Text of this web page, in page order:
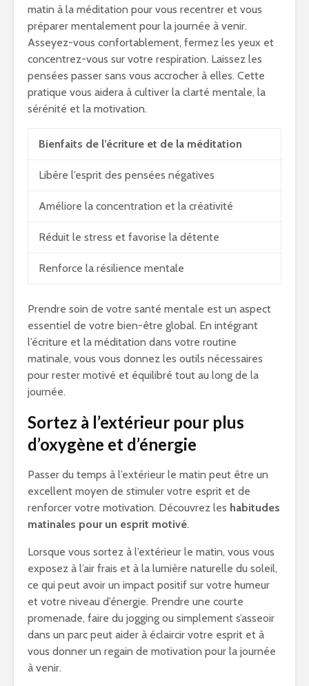
matin à la méditation pour vous recentrer et vous
préparer mentalement pour la journée à venir.
Asseyez-vous confortablement, fermez les yeux et
concentrez-vous sur votre respiration. Laissez les
pensées passer sans vous accrocher à elles. Cette
pratique vous aidera à cultiver la clarté mentale, la
sérénité et la motivation.
Bienfaits de l’écriture et de la méditation
Libère l’esprit des pensées négatives
Améliore la concentration et la créativité
Réduit le stress et favorise la détente
Renforce la résilience mentale
Prendre soin de votre santé mentale est un aspect
essentiel de votre bien-être global. En intégrant
l’écriture et la méditation dans votre routine
matinale, vous vous donnez les outils nécessaires
pour rester motivé et équilibré tout au long de la
journée.
Sortez à l’extérieur pour plus
d’oxygène et d’énergie
Passer du temps à l’extérieur le matin peut être un
excellent moyen de stimuler votre esprit et de
renforcer votre motivation. Découvrez les habitudes
matinales pour un esprit motivé.
Lorsque vous sortez à l’extérieur le matin, vous vous
exposez à l’air frais et à la lumière naturelle du soleil,
ce qui peut avoir un impact positif sur votre humeur
et votre niveau d’énergie. Prendre une courte
promenade, faire du jogging ou simplement s’asseoir
dans un parc peut aider à éclaircir votre esprit et à
vous donner un regain de motivation pour la journée
à venir.